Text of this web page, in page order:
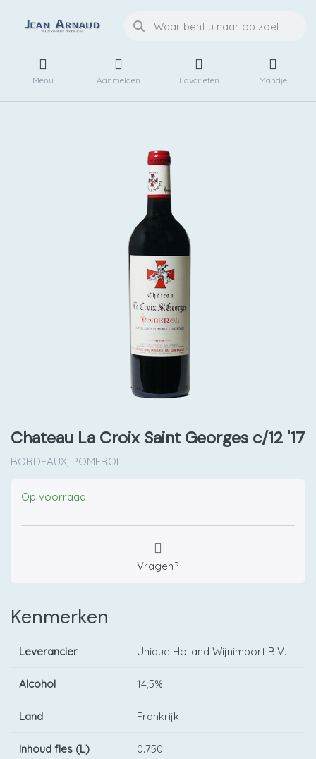
Menu Aanmelden Favorieten Mandje
Chateau La Croix Saint Georges c/12 '17
BORDEAUX, POMEROL
Op voorraad
Vragen?
Kenmerken
Leverancier Unique Holland Wijnimport B.V.
Alcohol 14,5%
Land Frankrijk
Inhoud fles (L) 0.750